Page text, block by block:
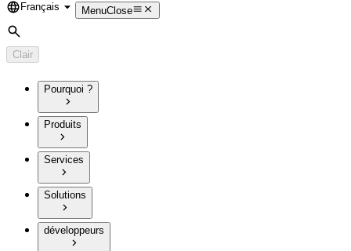
Language
Français MenuClose
Rechercher
Clair
Pourquoi ?
Produits
Services
Solutions
développeurs